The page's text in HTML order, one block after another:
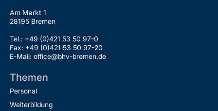
Am Markt 1
28195 Bremen
Tel.: +49 (0)421 53 50 97-0
Fax: +49 (0)421 53 50 97-20
E-Mail: office@bhv-bremen.de
Themen
Personal
Weiterbildung